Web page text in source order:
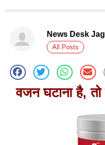
News Desk
All Posts
वजन घटाना है,